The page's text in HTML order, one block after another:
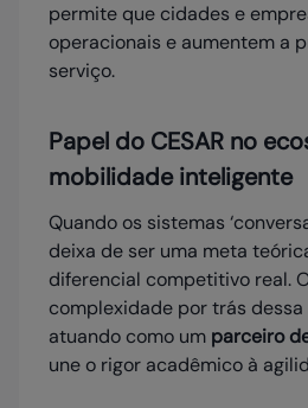
permite que cidades e
operacionais e aumentem a
serviço.
Papel do CESAR no
mobilidade inteligente
Quando os sistemas
deixa de ser uma meta
diferencial competitivo real.
complexidade por trás
atuando como um parceiro
une o rigor acadêmico à